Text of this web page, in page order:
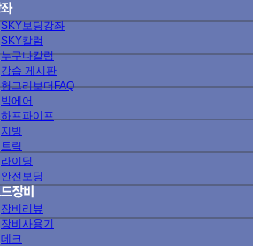
SKY보딩강좌
SKY칼럼
누구나칼럼
강습 게시판
헝그리보더FAQ
빅에어
하프파이프
지빙
트릭
라이딩
안전보딩
장비리뷰
장비사용기
데크